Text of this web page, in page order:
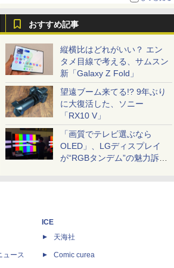
おすすめ記事
縦横比はどれがいい？ エン
タメ目線で考える、サムスン
新「Galaxy Z Fold」
望遠ブーム来てる!? 9年ぶり
に大復活した、ソニー
「RX10 V」
「画質でテレビ選ぶなら
OLED」、LGディスプレイ
が“RGBタンデム”の魅力訴
ュース
ICE
天海社
Comic curea